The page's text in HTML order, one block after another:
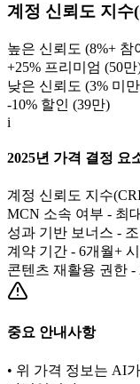
계정 신뢰도 지수
높은 신뢰도 (8%+ 참
+25% 프리미엄 (50만
낮은 신뢰도 (3% 미
-10% 할인 (39만)
i
2025년 가격 결정 요
계정 신뢰도 지수
MCN 소속 여부 - 최
성과 기반 보너스 -
계약 기간 - 6개월+
콘텐츠 재활용 권한 -
중요 안내사항
• 위 가격 정보는 AI